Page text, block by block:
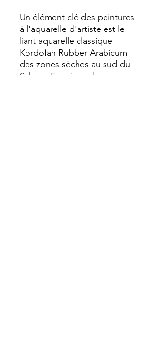
Un élément clé des peintures
à l'aquarelle d'artiste est le
liant aquarelle classique
Kordofan Rubber Arabicum
des zones sèches au sud du
Sahara. En raison des